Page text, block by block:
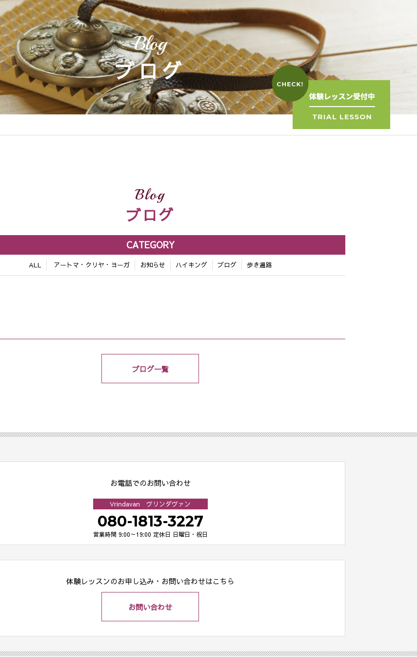
Blog
ブログ
Blog
ブログ
CATEGORY
ALL アートマ・クリヤ・ヨーガ お知らせ ハイキング ブログ 歩き遍路
ブログ一覧
お電話でのお問い合わせ
Vrindavan ヴリンダヴァン
080-1813-3227
営業時間 9:00～19:00 定休日 日曜日・祝日
体験レッスンのお申し込み・ お問い合わせはこちら
お問い合わせ